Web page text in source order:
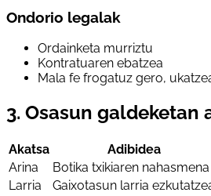
Ondorio legalak
Ordainketa murriztu
Kontratuaren ebatzea
Mala fe frogatuz gero,
3. Osasun galdeketan
Akatsa Adibidea
Arina
Botika txikiaren nahasmena
Larria
Gaixotasun larria